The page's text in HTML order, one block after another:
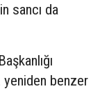
sancı da
yeniden benzer